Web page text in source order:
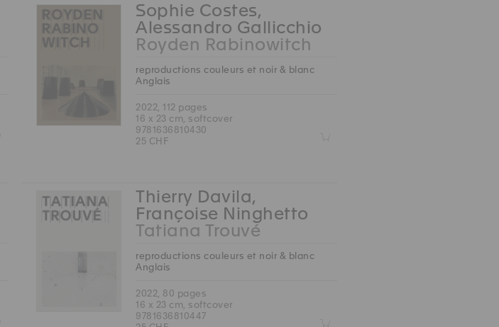
Sophie Costes,
Alessandro Gallicchio
Royden Rabinowitch
reproductions couleurs et noir & blanc
Anglais
2022, 112 pages
16 x 23 cm, softcover
9781636810430
25 CHF
Z
Thierry Davila,
Françoise Ninghetto
Tatiana Trouvé
reproductions couleurs et noir & blanc
Anglais
2022, 80 pages
16 x 23 cm, softcover
9781636810447
Z